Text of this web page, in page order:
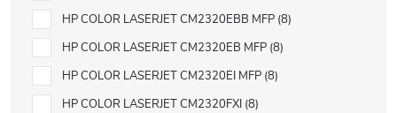
HP COLOR LASERJET CM2320EBB MFP 8
HP COLOR LASERJET CM2320EB MFP 8
HP COLOR LASERJET CM2320EI MFP 8
HP COLOR LASERJET CM2320FXI 8